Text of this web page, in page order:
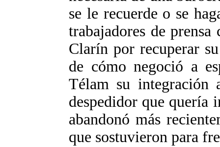
se le recuerde o se
trabajadores de
Clarín por recuperar
de cómo negoció a
Télam su integración
despedidor que quería
abandonó más
que sostuvieron para